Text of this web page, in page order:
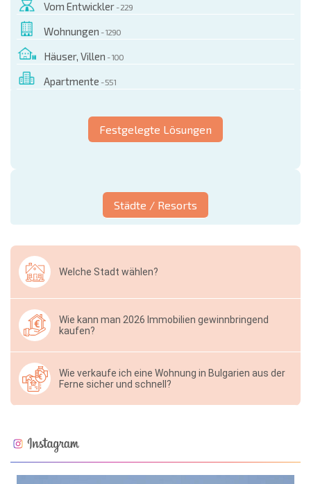
Vom Entwickler - 229
Wohnungen - 1290
Häuser, Villen - 100
Apartmente - 551
Festgelegte Lösungen
Städte / Resorts
Welche Stadt wählen?
Wie kann man 2026 Immobilien gewinnbringend
kaufen?
Wie verkaufe ich eine Wohnung in Bulgarien aus der
Ferne sicher und schnell?